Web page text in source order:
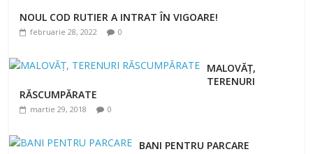
NOUL COD RUTIER A INTRAT ÎN VIGOARE!
februarie 28, 2022 0
MALOVĂȚ,
TERENURI
RĂSCUMPĂRATE
martie 29, 2018 0
BANI PENTRU PARCARE